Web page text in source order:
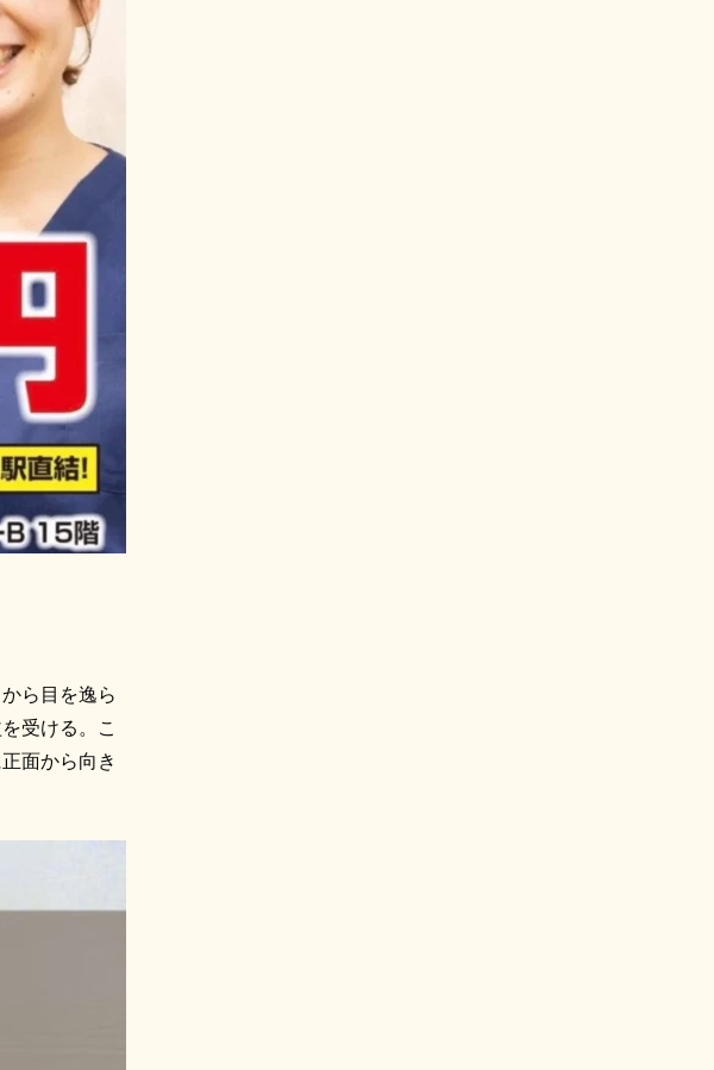
ら目を逸ら
受ける。こ
面から向き